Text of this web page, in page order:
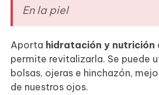
En la piel
Aporta hidratación y nutrición
permite revitalizarla. Se puede
bolsas, ojeras e hinchazón,
de nuestros ojos.